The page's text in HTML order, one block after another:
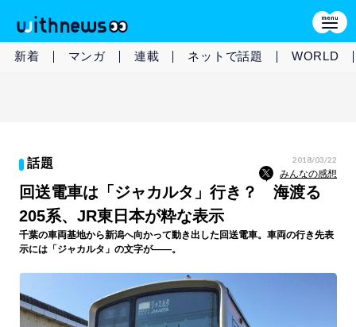
新着 マンガ 連載 ネットで話題 WORLD
話題 2018/03/22
みんなの感想
回送電車は「ジャカルタ」行き？ 海渡る
205系、JR東日本が粋な表示
千葉の車両基地から新潟へ向かって動き出した回送電車。車両の行き先表
示には「ジャカルタ」の文字が――。